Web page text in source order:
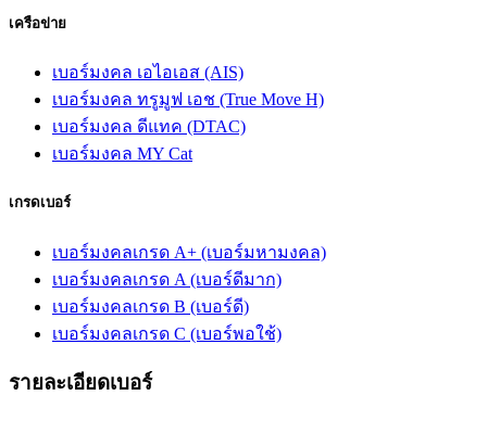
เครือข่าย
เบอร์มงคล เอไอเอส (AIS)
เบอร์มงคล ทรูมูฟ เอช (True Move H)
เบอร์มงคล ดีแทค (DTAC)
เบอร์มงคล MY Cat
เกรดเบอร์
เบอร์มงคลเกรด A+ (เบอร์มหามงคล)
เบอร์มงคลเกรด A (เบอร์ดีมาก)
เบอร์มงคลเกรด B (เบอร์ดี)
เบอร์มงคลเกรด C (เบอร์พอใช้)
รายละเอียดเบอร์